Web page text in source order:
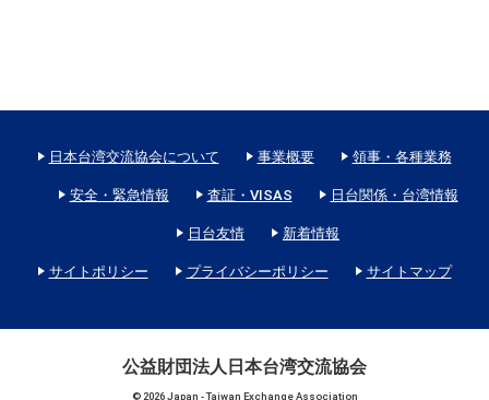
日本台湾交流協会について 事業概要 領事・各種業務
安全・緊急情報 査証・VISAS 日台関係・台湾情報
日台友情 新着情報
サイトポリシー プライバシーポリシー サイトマップ
公益財団法人日本台湾交流協会
© 2026 Japan - Taiwan Exchange Association